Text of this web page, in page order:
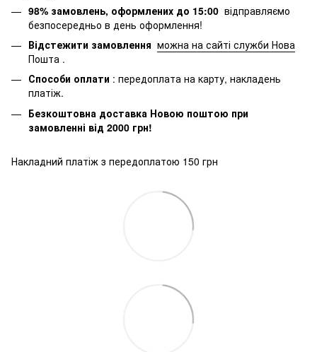
98% замовлень, оформлених до 15:00 відправляємо
безпосередньо в день оформлення!
Відстежити замовлення можна на сайті служби Нова
Пошта .
Способи оплати : передоплата на карту, накладень
платіж.
Безкоштовна доставка Новою поштою при
замовленні від 2000 грн!
Накладний платіж з передоплатою 150 грн